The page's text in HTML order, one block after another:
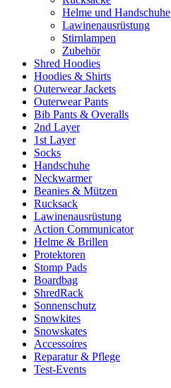
Helme und Handschuhe
Lawinenausrüstung
Stirnlampen
Zubehör
Shred Hoodies
Hoodies & Shirts
Outerwear Jackets
Outerwear Pants
Bib Pants & Overalls
2nd Layer
1st Layer
Socks
Handschuhe
Neckwarmer
Beanies & Mützen
Rucksack
Lawinenausrüstung
Action Communicator
Helme & Brillen
Protektoren
Stomp Pads
Boardbag
ShredRack
Sonnenschutz
Snowkites
Snowskates
Accessoires
Reparatur & Pflege
Test-Events